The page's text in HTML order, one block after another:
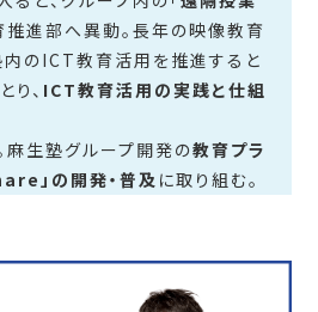
推進部へ異動。長年の映像教育
内のICT教育活用を推進すると
り、 ICT教育活用の実践と仕組
麻生塾グループ開発の教育プラ
」の開発・普及 に取り組む。